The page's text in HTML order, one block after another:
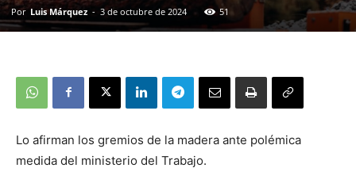
Por Luis Márquez - 3 de octubre de 2024 51
Lo afirman los gremios de la madera ante polémica
medida del ministerio del Trabajo.